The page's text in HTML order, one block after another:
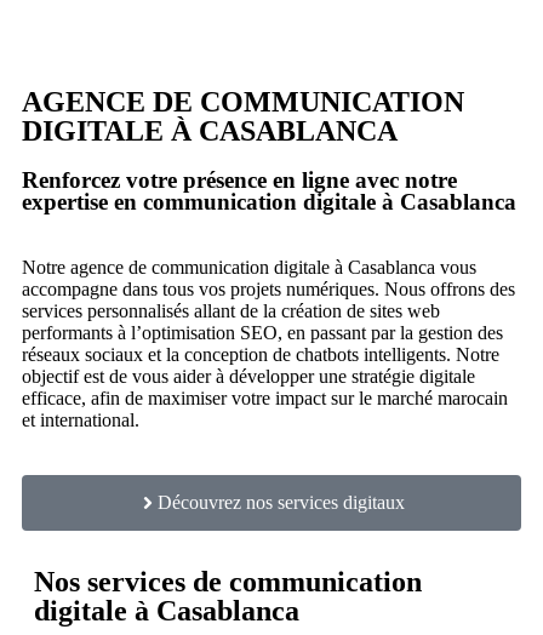
AGENCE DE COMMUNICATION
DIGITALE À CASABLANCA
Renforcez votre présence en ligne avec notre
expertise en communication digitale à Casablanca
Notre agence de communication digitale à Casablanca vous
accompagne dans tous vos projets numériques. Nous offrons des
services personnalisés allant de la création de sites web
performants à l’optimisation SEO, en passant par la gestion des
réseaux sociaux et la conception de chatbots intelligents. Notre
objectif est de vous aider à développer une stratégie digitale
efficace, afin de maximiser votre impact sur le marché marocain
et international.
Découvrez nos services digitaux
Nos services de communication
digitale à Casablanca